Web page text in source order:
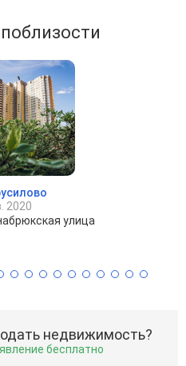
2020
улица
недвижимость?
бесплатно